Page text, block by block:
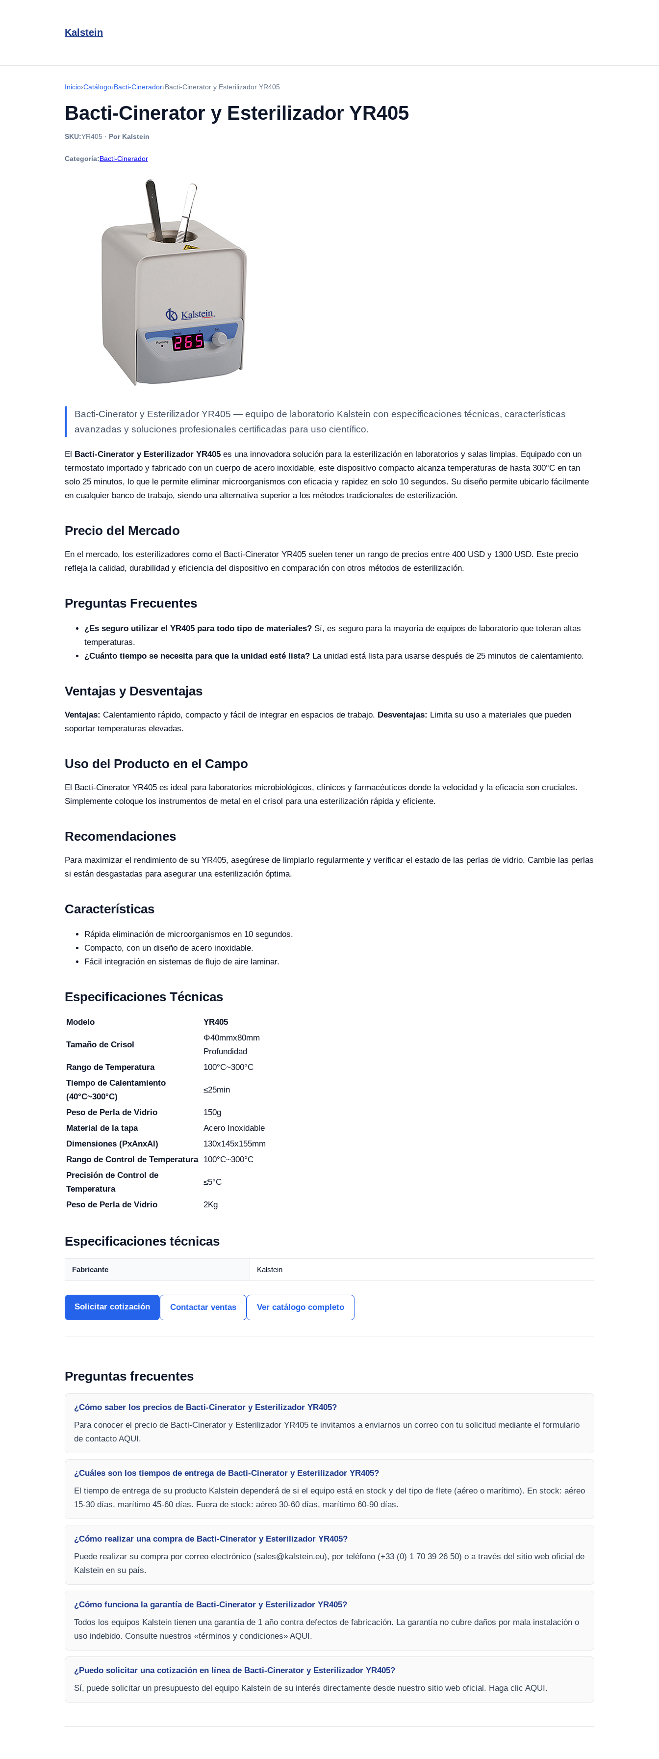
Kalstein
Inicio›Catálogo›Bacti-Cinerador›Bacti-Cinerator y Esterilizador YR405
Bacti-Cinerator y Esterilizador YR405
SKU:YR405 · Por Kalstein
Categoría:Bacti-Cinerador
Bacti-Cinerator y Esterilizador YR405 — equipo de laboratorio Kalstein con especificaciones técnicas, características
avanzadas y soluciones profesionales certificadas para uso científico.
El Bacti-Cinerator y Esterilizador YR405 es una innovadora solución para la esterilización en laboratorios y salas limpias. Equipado con un
termostato importado y fabricado con un cuerpo de acero inoxidable, este dispositivo compacto alcanza temperaturas de hasta 300°C en tan
solo 25 minutos, lo que le permite eliminar microorganismos con eficacia y rapidez en solo 10 segundos. Su diseño permite ubicarlo fácilmente
en cualquier banco de trabajo, siendo una alternativa superior a los métodos tradicionales de esterilización.
Precio del Mercado
En el mercado, los esterilizadores como el Bacti-Cinerator YR405 suelen tener un rango de precios entre 400 USD y 1300 USD. Este precio
refleja la calidad, durabilidad y eficiencia del dispositivo en comparación con otros métodos de esterilización.
Preguntas Frecuentes
¿Es seguro utilizar el YR405 para todo tipo de materiales? Sí, es seguro para la mayoría de equipos de laboratorio que toleran altas
temperaturas.
¿Cuánto tiempo se necesita para que la unidad esté lista? La unidad está lista para usarse después de 25 minutos de calentamiento.
Ventajas y Desventajas
Ventajas: Calentamiento rápido, compacto y fácil de integrar en espacios de trabajo. Desventajas: Limita su uso a materiales que pueden
soportar temperaturas elevadas.
Uso del Producto en el Campo
El Bacti-Cinerator YR405 es ideal para laboratorios microbiológicos, clínicos y farmacéuticos donde la velocidad y la eficacia son cruciales.
Simplemente coloque los instrumentos de metal en el crisol para una esterilización rápida y eficiente.
Recomendaciones
Para maximizar el rendimiento de su YR405, asegúrese de limpiarlo regularmente y verificar el estado de las perlas de vidrio. Cambie las perlas
si están desgastadas para asegurar una esterilización óptima.
Características
Rápida eliminación de microorganismos en 10 segundos.
Compacto, con un diseño de acero inoxidable.
Fácil integración en sistemas de flujo de aire laminar.
Especificaciones Técnicas
Modelo YR405
Tamaño de Crisol
Φ40mmx80mm
Profundidad
Rango de Temperatura
100°C~300°C
Tiempo de Calentamiento
(40°C~300°C)
≤25min
Peso de Perla de Vidrio
150g
Material de la tapa
Acero Inoxidable
Dimensiones (PxAnxAl)
130x145x155mm
Rango de Control de Temperatura
100°C~300°C
Precisión de Control de
Temperatura
≤5°C
Peso de Perla de Vidrio 2Kg
Especificaciones técnicas
Fabricante Kalstein
Solicitar cotización Contactar ventas Ver catálogo completo
Preguntas frecuentes
¿Cómo saber los precios de Bacti-Cinerator y Esterilizador YR405?
Para conocer el precio de Bacti-Cinerator y Esterilizador YR405 te invitamos a enviarnos un correo con tu solicitud mediante el formulario
de contacto AQUI.
¿Cuáles son los tiempos de entrega de Bacti-Cinerator y Esterilizador YR405?
El tiempo de entrega de su producto Kalstein dependerá de si el equipo está en stock y del tipo de flete (aéreo o marítimo). En stock: aéreo
15-30 días, marítimo 45-60 días. Fuera de stock: aéreo 30-60 días, marítimo 60-90 días.
¿Cómo realizar una compra de Bacti-Cinerator y Esterilizador YR405?
Puede realizar su compra por correo electrónico (sales@kalstein.eu), por teléfono (+33 (0) 1 70 39 26 50) o a través del sitio web oficial de
Kalstein en su país.
¿Cómo funciona la garantía de Bacti-Cinerator y Esterilizador YR405?
Todos los equipos Kalstein tienen una garantía de 1 año contra defectos de fabricación. La garantía no cubre daños por mala instalación o
uso indebido. Consulte nuestros «términos y condiciones» AQUI.
¿Puedo solicitar una cotización en línea de Bacti-Cinerator y Esterilizador YR405?
Sí, puede solicitar un presupuesto del equipo Kalstein de su interés directamente desde nuestro sitio web oficial. Haga clic AQUI.